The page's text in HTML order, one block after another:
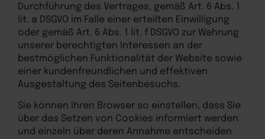
Durchführung des Vertrages, gemäß Art. 6 Abs. 1
lit. a DSGVO im Falle einer erteilten Einwilligung
oder gemäß Art. 6 Abs. 1 lit. f DSGVO zur Wahrung
unserer berechtigten Interessen an der
bestmöglichen Funktionalität der Website sowie
einer kundenfreundlichen und effektiven
Ausgestaltung des Seitenbesuchs.
Sie können Ihren Browser so einstellen, dass Sie
über das Setzen von Cookies informiert werden
und einzeln über deren Annahme entscheiden